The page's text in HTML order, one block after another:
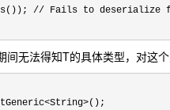
// Fails to deserialize
间无法得知T的具体类型，对这